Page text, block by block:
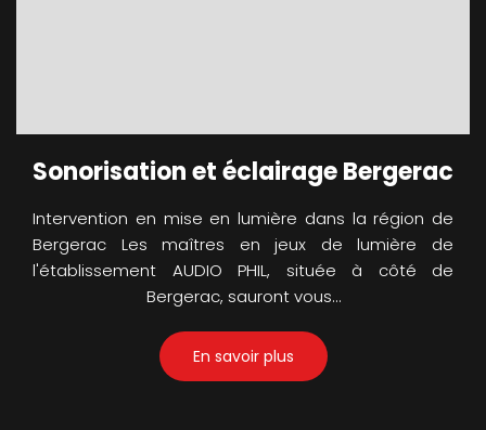
Sonorisation et éclairage Bergerac
Intervention en mise en lumière dans la région de
Bergerac Les maîtres en jeux de lumière de
l'établissement AUDIO PHIL, située à côté de
Bergerac, sauront vous…
En savoir plus